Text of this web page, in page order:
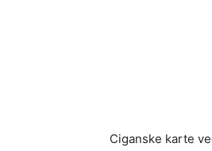
Ciganske karte